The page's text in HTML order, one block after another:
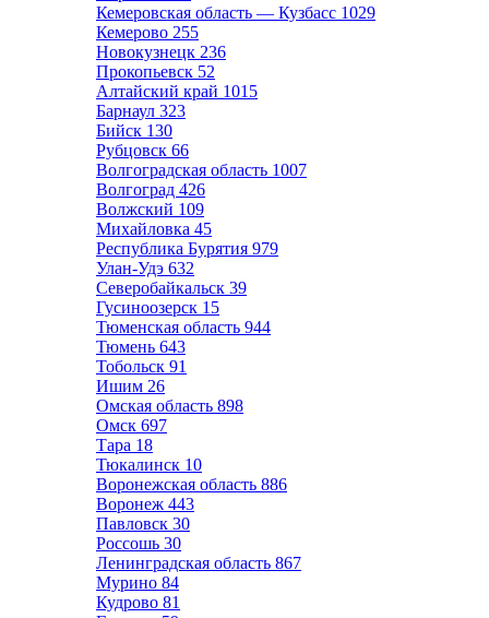
Кемеровская область — Кузбасс 1029
Кемерово 255
Новокузнецк 236
Прокопьевск 52
Алтайский край 1015
Барнаул 323
Бийск 130
Рубцовск 66
Волгоградская область 1007
Волгоград 426
Волжский 109
Михайловка 45
Республика Бурятия 979
Улан-Удэ 632
Северобайкальск 39
Гусиноозерск 15
Тюменская область 944
Тюмень 643
Тобольск 91
Ишим 26
Омская область 898
Омск 697
Тара 18
Тюкалинск 10
Воронежская область 886
Воронеж 443
Павловск 30
Россошь 30
Ленинградская область 867
Мурино 84
Кудрово 81